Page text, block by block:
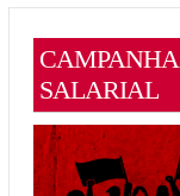
CAMPANHA
SALARIAL